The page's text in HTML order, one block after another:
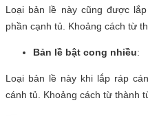
Loại bản lề này cũng được
phần cạnh tủ. Khoảng cách từ
Bản lề bật cong nhiều:
Loại bản lề này khi lắp ráp
cánh tủ. Khoảng cách từ thành